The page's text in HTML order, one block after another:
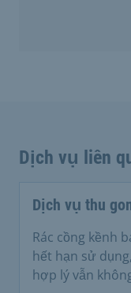
Dịch vụ liên
Dịch vụ thu
Rác cồng kềnh
hết hạn sử
hợp lý vẫn